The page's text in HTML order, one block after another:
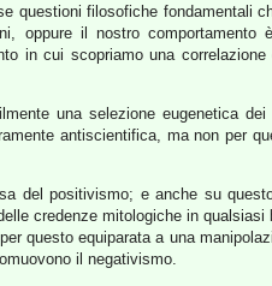
filosofiche fondamentali
oppure il nostro
in cui scopriamo una
una selezione eugenetica
antiscientifica, ma non per
del positivismo; e anche su
credenze mitologiche in
questo equiparata a una
il negativismo.